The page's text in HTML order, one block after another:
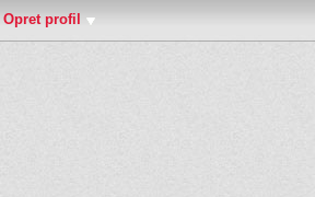
Opret profil